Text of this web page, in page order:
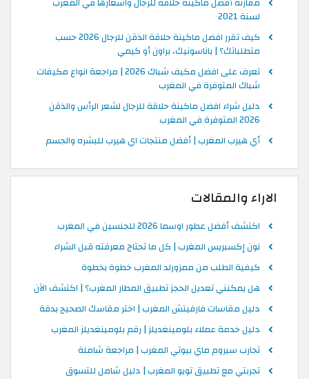
لسنة 2021
كيف تقرر افضل ماكينة حلاقة الذقن للرجال 2026 حسب
متطلباتك؟ | باناسونيك، براون أو كيمي
تعرف على افضل مكيف شباك 2026 | مراجعة انواع مكيفات
شباك المتوفرة في المغرب
دليل شراء افضل ماكينة حلاقة للرجال لشعر الرأس والذقن
2026 المتوفرة في المغرب
أي هيرب المغرب | أفضل منتجات اي هيرب للبشره والجسم
الاراء والمقالات
اكتشف أفضل عطور اوسما 2026 للجنسين في المغرب
نون إكسبريس المغرب | كل ما تحتاج معرفته قبل الشراء
كيفية الطلب من ممزورلد المغرب خطوة بخطوة
هل يمكنني تعديل الحجز تطبيق المطار المغرب؟ | اكتشف الآن
دليل مقاسات فارفيتش المغرب | اختر مقاسك الصحيح بدقة
دليل خدمة عملاء بلومينغديلز | رقم بلومينغديلز المغرب
تجارب سيروم ماي بيوتي المغرب | مراجعة شاملة
تجربتي مع تطبيق تويو المغرب | دليل شامل للتسوق